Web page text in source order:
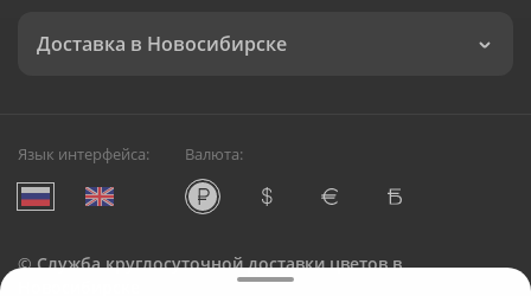
Доставка в Новосибирске
Язык интерфейса: Валюта:
©Служба круглосуточной доставки цветов в